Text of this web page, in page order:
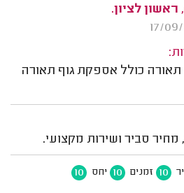
ראשון לציון.
כולל אספקת גוף תאורה
סביר ושירות מקצועי.
10 זמנים 10 יחס 10